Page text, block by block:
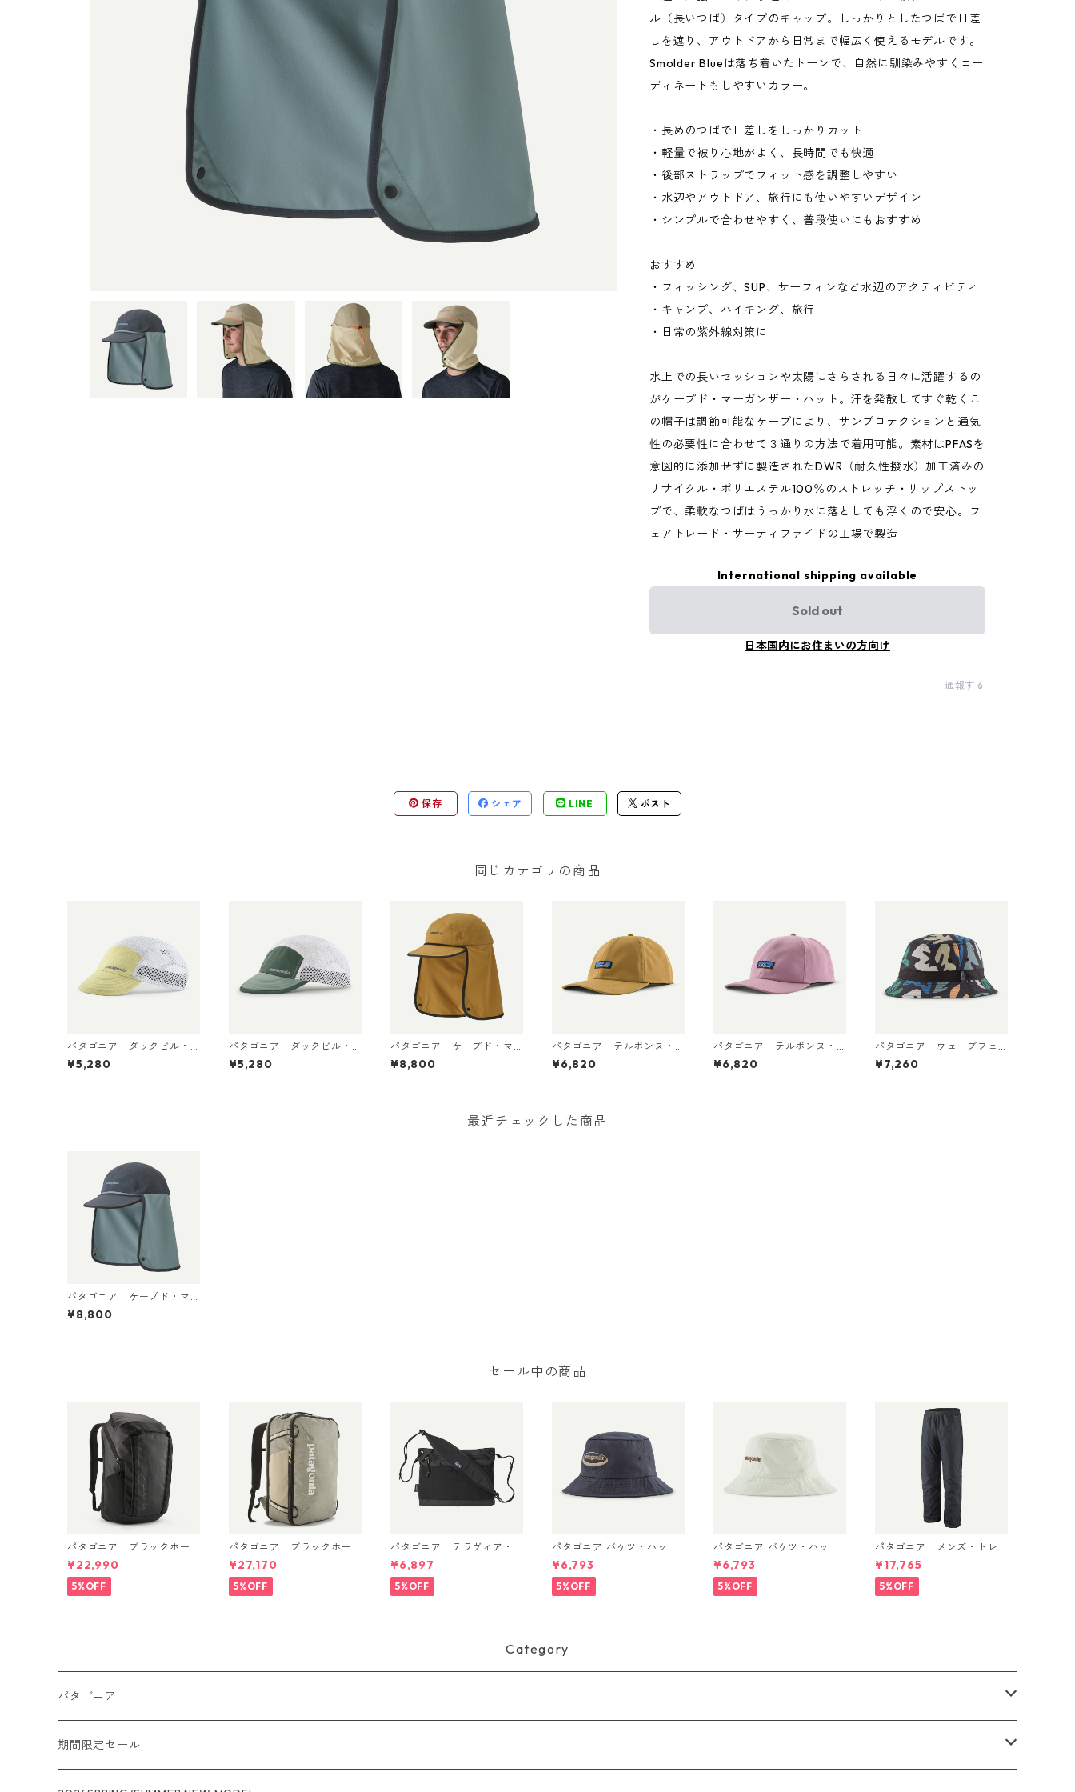
ル（長いつば）タイプのキャップ。しっかりとしたつばで日差
しを遮り、アウトドアから日常まで幅広く使えるモデルです。
Smolder Blueは落ち着いたトーンで、自然に馴染みやすくコー
ディネートもしやすいカラー。
・長めのつばで日差しをしっかりカット
・軽量で被り心地がよく、長時間でも快適
・後部ストラップでフィット感を調整しやすい
・水辺やアウトドア、旅行にも使いやすいデザイン
・シンプルで合わせやすく、普段使いにもおすすめ
おすすめ
・フィッシング、SUP、サーフィンなど水辺のアクティビティ
・キャンプ、ハイキング、旅行
・日常の紫外線対策に
水上での長いセッションや太陽にさらされる日々に活躍するの
がケープド・マーガンザー・ハット。汗を発散してすぐ乾くこ
の帽子は調節可能なケープにより、サンプロテクションと通気
性の必要性に合わせて３通りの方法で着用可能。素材はPFASを
意図的に添加せずに製造されたDWR（耐久性撥水）加工済みの
リサイクル・ポリエステル100％のストレッチ・リップストッ
プで、柔軟なつばはうっかり水に落としても浮くので安心。フ
ェアトレード・サーティファイドの工場で製造
International shipping available
Sold out
日本国内にお住まいの方向け
通報する
保存 シェア LINE ポスト
同じカテゴリの商品
パタゴニア ダックビル・
キャップ Vellum Green
28818 日本正規品
¥5,280
パタゴニア ダックビル・
キャップ Canopy Green
28818 日本正規品
¥5,280
パタゴニア ケープド・マ
ーガンザー・ハット Bobca
t Brown 33570
¥8,800
パタゴニア テルボンヌ・
ハット (カラー Bobcat Br
own) Patagonia Terrebon
¥6,820
パタゴニア テルボンヌ・
ハット (カラー Light Viol
et) Patagonia Terrebonne
¥6,820
パタゴニア ウェーブフェ
アラー・バケツ・ハット
（カラーKaleido: Black） P
¥7,260
最近チェックした商品
パタゴニア ケープド・マ
ーガンザー・ハット Smold
er Blue 33570
¥8,800
セール中の商品
パタゴニア ブラックホー
ル・パック 32L (カラーBla
ck w/Black ) Patagonia Bl
ack Hole® Pack 32L 日本正
規品 製品番号 49302
¥22,990
5%OFF
パタゴニア ブラックホー
ル・ミニ・MLC 30L Weath
ered Stone 49266 日本正
規品
¥27,170
5%OFF
パタゴニア テラヴィア・
サコッシュ 3L (カラー Bla
ck) Patagonia Terravia Sa
coche Bag 3L 日本正規品
製品番号 48835
¥6,897
5%OFF
パタゴニア バケツ・ハッ
ト 33595 ’95 Oval Logo:
Smolder Blue
¥6,793
5%OFF
パタゴニア バケツ・ハッ
ト 33595 Text Logo: Bir
ch White
¥6,793
5%OFF
パタゴニア メンズ・トレ
ントシェル 3L・レイン・パ
ンツ（ショート） (カラー
Black) Patagonia Men's To
rrentshell 3L Rain Pants -
¥17,765
5%OFF
Category
パタゴニア
メンズ
期間限定セール